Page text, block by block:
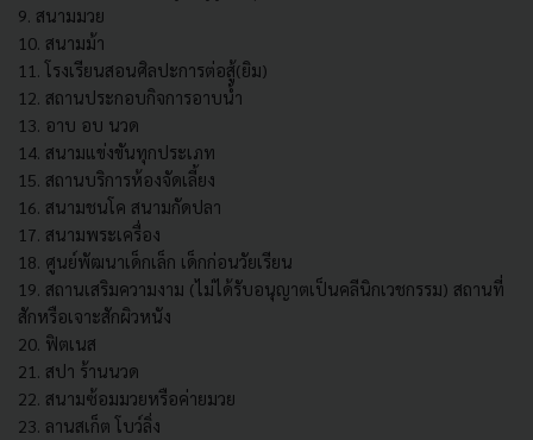
9. สนามมวย
10. สนามม้า
11. โรงเรียนสอนศิลปะการต่อสู้(ยิม)
12. สถานประกอบกิจการอาบน้ำ
13. อาบ อบ นวด
14. สนามแข่งขันทุกประเภท
15. สถานบริการห้องจัดเลี้ยง
16. สนามชนโค สนามกัดปลา
17. สนามพระเครื่อง
18. ศูนย์พัฒนาเด็กเล็ก เด็กก่อนวัยเรียน
19. สถานเสริมความงาม (ไม่ได้รับอนุญาตเป็นคลีนิกเวชกรรม) สถานที่
สักหรือเจาะสักผิวหนัง
20. ฟิตเนส
21. สปา ร้านนวด
22. สนามซ้อมมวยหรือค่ายมวย
23. ลานสเก็ต โบว์ลิ่ง